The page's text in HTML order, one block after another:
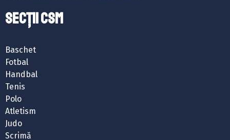
SECȚII CSM
Baschet
Fotbal
Handbal
Tenis
Polo
Atletism
Judo
Scrimă